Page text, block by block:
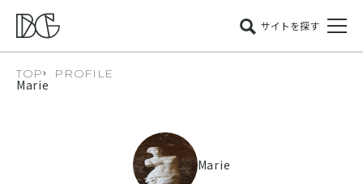
サイトを探す
TOP PROFILE
Marie
Marie